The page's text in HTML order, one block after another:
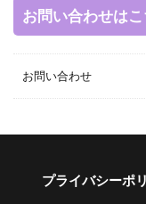
お問い合わせは
お問い合わせ
プライバシーポ